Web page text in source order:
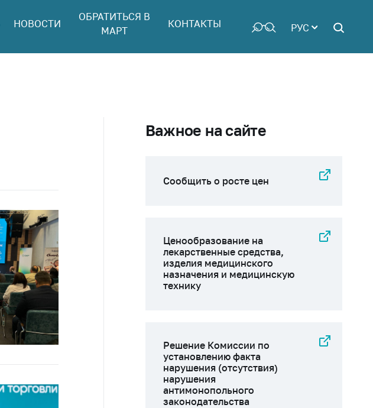
НОВОСТИ
ОБРАТИТЬСЯ В
МАРТ
КОНТАКТЫ РУС
Важное на сайте
Сообщить о росте цен
Ценообразование на
лекарственные средства,
изделия медицинского
назначения и медицинскую
технику
Решение Комиссии по
установлению факта
нарушения (отсутствия)
нарушения
антимонопольного
законодательства